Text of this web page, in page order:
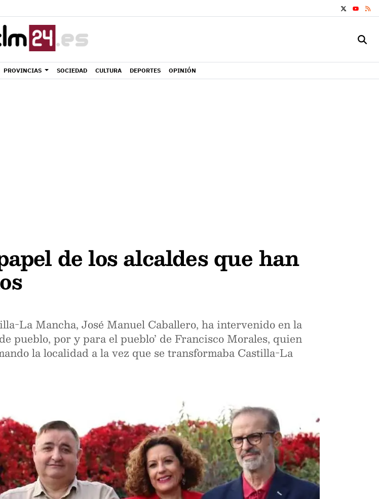
YOUTUBE
PROVINCIAS SOCIEDAD CULTURA DEPORTES OPINIÓN
de los alcaldes que han
La Mancha, José Manuel Caballero, ha intervenido en la
pueblo, por y para el pueblo’ de Francisco Morales, quien
la localidad a la vez que se transformaba Castilla-La